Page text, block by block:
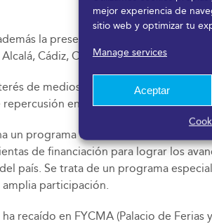
mejor experiencia de
sitio web y optimizar tu
Manage services
Aceptar
la presencia de más de 30
Cádiz, Castilla-La Mancha,
de medios de comunicación,
en prensa a nivel regional
un programa de contenidos centrado
de financiación para lograr los
país. Se trata de un programa
participación.
recaído en FYCMA (Palacio de